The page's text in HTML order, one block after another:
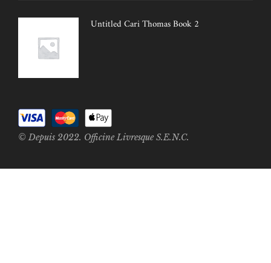
Untitled Cari Thomas Book 2
© Depuis 2022. Officine Livresque S.E.N.C.